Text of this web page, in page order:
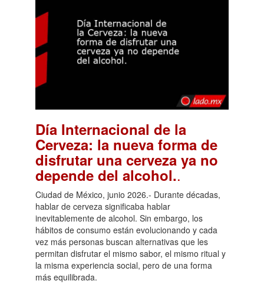
Día Internacional de la
Cerveza: la nueva forma de
disfrutar una cerveza ya no
depende del alcohol..
Ciudad de México, junio 2026.- Durante décadas,
hablar de cerveza significaba hablar
inevitablemente de alcohol. Sin embargo, los
hábitos de consumo están evolucionando y cada
vez más personas buscan alternativas que les
permitan disfrutar el mismo sabor, el mismo ritual y
la misma experiencia social, pero de una forma
más equilibrada.